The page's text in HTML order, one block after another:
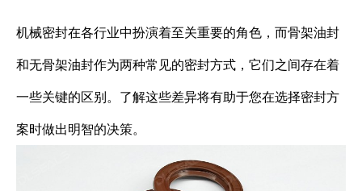
机械密封在各行业中扮演着至关重要的角色，而骨架油封
和无骨架油封作为两种常见的密封方式，它们之间存在着
一些关键的区别。了解这些差异将有助于您在选择密封方
案时做出明智的决策。